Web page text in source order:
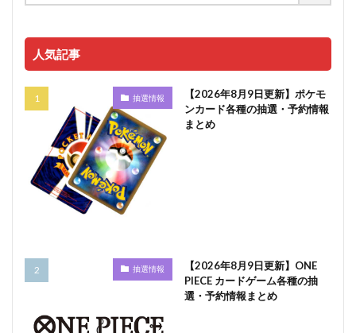
人気記事
抽選情報
【2026年8月9日更新】ポケモ
ンカード各種の抽選・予約情報
まとめ
抽選情報
【2026年8月9日更新】ONE
PIECE カードゲーム各種の抽
選・予約情報まとめ